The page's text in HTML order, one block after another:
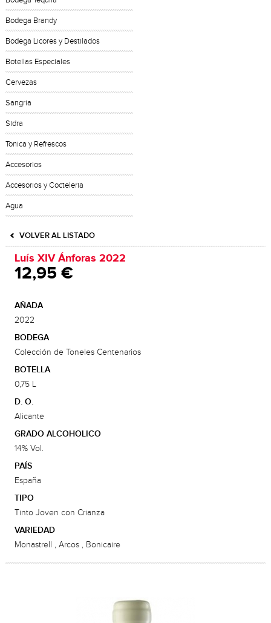
Bodega Brandy
Bodega Licores y Destilados
Botellas Especiales
Cervezas
Sangria
Sidra
Tonica y Refrescos
Accesorios
Accesorios y Cocteleria
Agua
VOLVER AL LISTADO
Luís XIV Ánforas 2022
12,95 €
AÑADA
2022
BODEGA
Colección de Toneles Centenarios
BOTELLA
0,75 L
D. O.
Alicante
GRADO ALCOHOLICO
14% Vol.
PAÍS
España
TIPO
Tinto Joven con Crianza
VARIEDAD
Monastrell , Arcos , Bonicaire